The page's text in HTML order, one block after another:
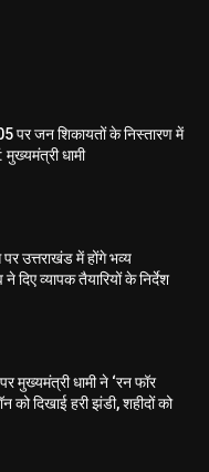
पर जन शिकायतों के निस्तारण में
मुख्यमंत्री धामी
उत्तराखंड में होंगे भव्य
दिए व्यापक तैयारियों के निर्देश
मुख्यमंत्री धामी ने ‘रन फॉर
को दिखाई हरी झंडी, शहीदों को